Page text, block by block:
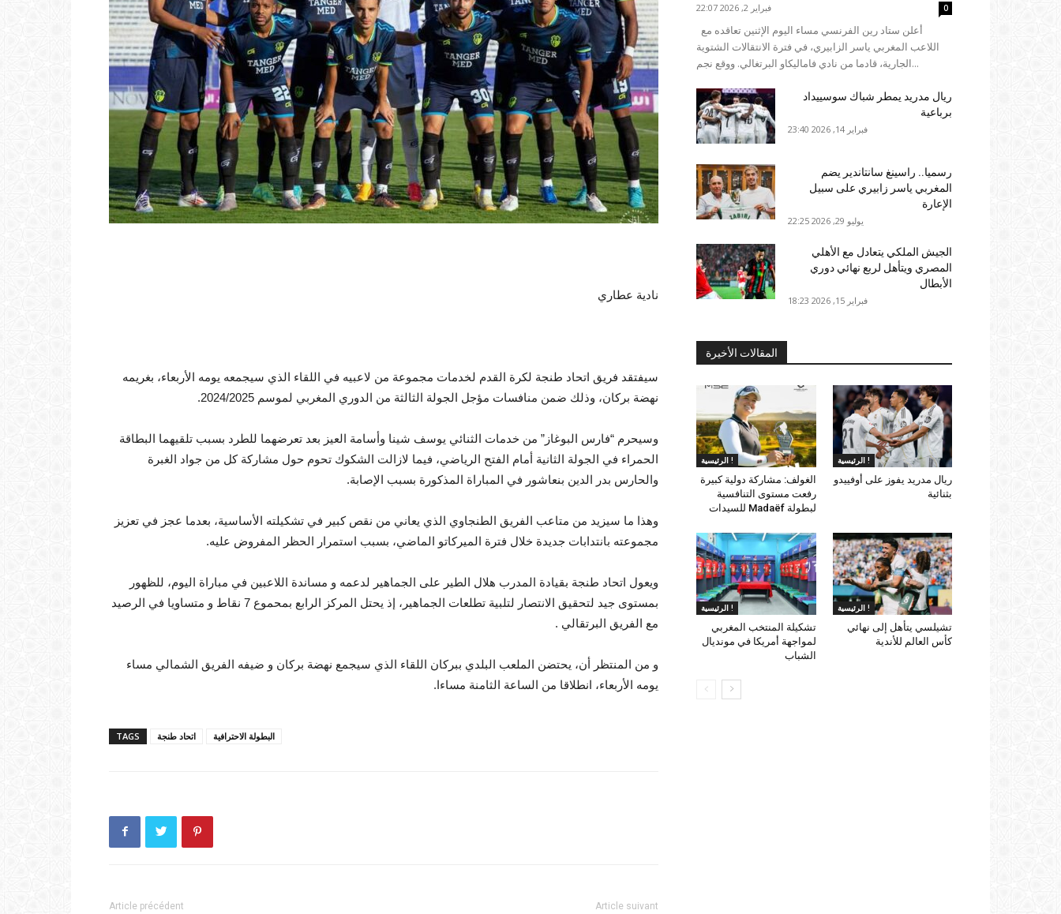
نادية عطاري
سيفتقد فريق اتحاد طنجة لكرة القدم لخدمات مجموعة من لاعبيه في اللقاء الذي سيجمعه يومه الأربعاء، بغريمه
نهضة بركان، وذلك ضمن منافسات مؤجل الجولة الثالثة من الدوري المغربي لموسم 2024/2025.
وسيحرم “فارس البوغاز” من خدمات الثنائي يوسف شينا وأسامة العيز بعد تعرضهما للطرد بسبب تلقيهما البطاقة
الحمراء في الجولة الثانية أمام الفتح الرياضي، فيما لازالت الشكوك تحوم حول مشاركة كل من جواد الغبرة
والحارس بدر الدين بنعاشور في المباراة المذكورة بسبب الإصابة.
وهذا ما سيزيد من متاعب الفريق الطنجاوي الذي يعاني من نقص كبير في تشكيلته الأساسية، بعدما عجز في تعزيز
مجموعته بانتدابات جديدة خلال فترة الميركاتو الماضي، بسبب استمرار الحظر المفروض عليه.
ويعول اتحاد طنجة بقيادة المدرب هلال الطير على الجماهير لدعمه و مساندة اللاعبين في مباراة اليوم، للظهور
بمستوى جيد لتحقيق الانتصار لتلبية تطلعات الجماهير، إذ يحتل المركز الرابع بمحموع 7 نقاط و متساويا في الرصيد
مع الفريق البرتقالي .
و من المنتظر أن، يحتضن الملعب البلدي ببركان اللقاء الذي سيجمع نهضة بركان و ضيفه الفريق الشمالي مساء
يومه الأربعاء، انطلاقا من الساعة الثامنة مساءا.
TAGS اتحاد طنجة البطولة الاحترافية
Article précédent Article suivant
فبراير 2, 2026 22:07 0
اللاعب المغربي ياسر الزابيري، في فترة الانتقالات الشتوية
الجارية، قادما من نادي فاماليكاو البرتغالي. ووقع نجم...
ريال مدريد يمطر شباك سوسييداد
برباعية
فبراير 14, 2026 23:40
رسميا.. راسينغ سانتاندير يضم
المغربي ياسر زابيري على سبيل
الإعارة
يوليو 29, 2026 22:25
الجيش الملكي يتعادل مع الأهلي
المصري ويتأهل لربع نهائي دوري
الأبطال
فبراير 15, 2026 18:23
المقالات الأخيرة
الرئيسية !
الغولف: مشاركة دولية كبيرة
رفعت مستوى التنافسية
لبطولة Madaëf للسيدات
الرئيسية !
ريال مدريد يفوز على أوفييدو
بثنائية
الرئيسية !
تشكيلة المنتخب المغربي
لمواجهة أمريكا في مونديال
الشباب
الرئيسية !
تشيلسي يتأهل إلى نهائي
كأس العالم للأندية